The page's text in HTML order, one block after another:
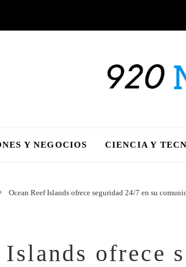
Y NEGOCIOS CIENCIA Y
Ocean Reef Islands ofrece seguridad 24/7 en su
Islands ofrece